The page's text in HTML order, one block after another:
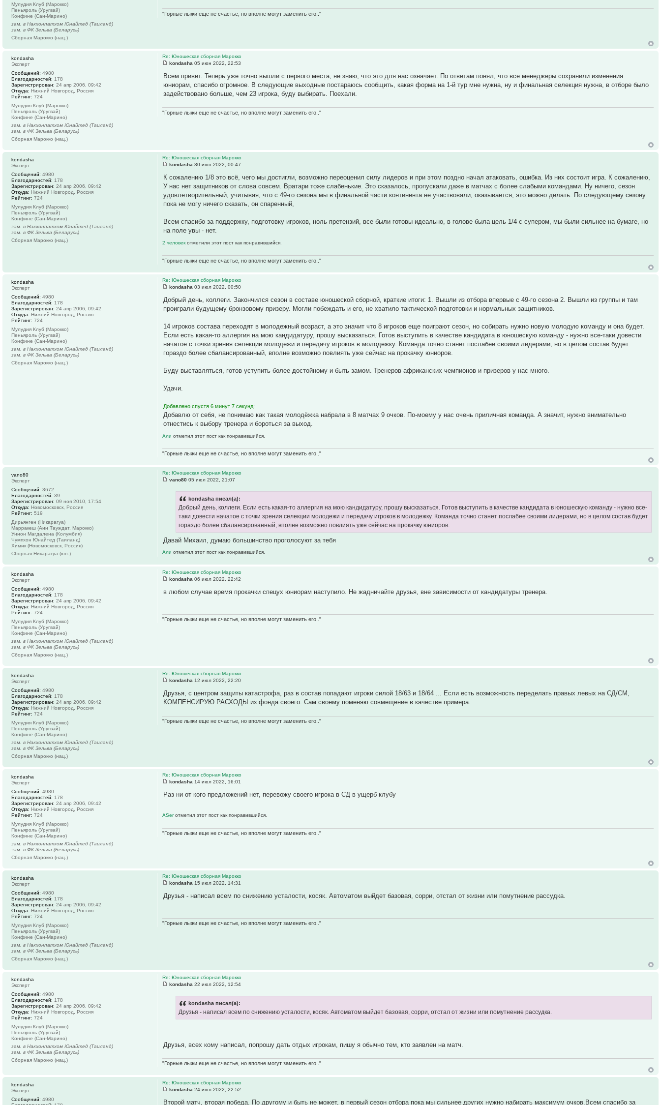
"Горные лыжи еще не счастье, но вполне могут заменить его.."
Мулудия Клуб (Марокко)
Пеньяроль (Уругвай)
Конфине (Сан-Марино)
зам. в Накхонпатхом Юнайтед (Таиланд)
зам. в ФК Зельва (Беларусь)
Сборная Марокко (нац.)
Re: Юношеская сборная Марокко
kondasha 05 июн 2022, 22:53
Всем привет. Теперь уже точно вышли с первого места, не знаю, что это для нас означает. По ответам понял, что все менеджеры сохранили изменения
юниорам, спасибо огромное. В следующие выходные постараюсь сообщить, какая форма на 1-й тур мне нужна, ну и финальная селекция нужна, в отборе было
задействовано больше, чем 23 игрока, буду выбирать. Поехали.
"Горные лыжи еще не счастье, но вполне могут заменить его.."
kondasha
Эксперт
Сообщений: 4980
Благодарностей: 178
Зарегистрирован: 24 апр 2006, 09:42
Откуда: Нижний Новгород, Россия
Рейтинг: 724
Мулудия Клуб (Марокко)
Пеньяроль (Уругвай)
Конфине (Сан-Марино)
зам. в Накхонпатхом Юнайтед (Таиланд)
зам. в ФК Зельва (Беларусь)
Сборная Марокко (нац.)
Re: Юношеская сборная Марокко
kondasha 30 июн 2022, 00:47
К сожалению 1/8 это всё, чего мы достигли, возможно переоценил силу лидеров и при этом поздно начал атаковать, ошибка. Из них состоит игра. К сожалению,
У нас нет защитников от слова совсем. Вратари тоже слабенькие. Это сказалось, пропускали даже в матчах с более слабыми командами. Ну ничего, сезон
удовлетворительный, учитывая, что с 49-го сезона мы в финальной части континента не участвовали, оказывается, это можно делать. По следующему сезону
пока не могу ничего сказать, он спаренный,
Всем спасибо за поддержку, подготовку игроков, ноль претензий, все были готовы идеально, в голове была цель 1/4 с супером, мы были сильнее на бумаге, но
на поле увы - нет.
2 человекотметили этот пост как понравившийся.
"Горные лыжи еще не счастье, но вполне могут заменить его.."
kondasha
Эксперт
Сообщений: 4980
Благодарностей: 178
Зарегистрирован: 24 апр 2006, 09:42
Откуда: Нижний Новгород, Россия
Рейтинг: 724
Мулудия Клуб (Марокко)
Пеньяроль (Уругвай)
Конфине (Сан-Марино)
зам. в Накхонпатхом Юнайтед (Таиланд)
зам. в ФК Зельва (Беларусь)
Сборная Марокко (нац.)
Re: Юношеская сборная Марокко
kondasha 03 июл 2022, 00:50
Добрый день, коллеги. Закончился сезон в составе юношеской сборной, краткие итоги: 1. Вышли из отбора впервые с 49-го сезона 2. Вышли из группы и там
проиграли будущему бронзовому призеру. Могли побеждать и его, не хватило тактической подготовки и нормальных защитников.
14 игроков состава переходят в молодежный возраст, а это значит что 8 игроков еще поиграют сезон, но собирать нужно новую молодую команду и она будет.
Если есть какая-то аллергия на мою кандидатуру, прошу высказаться. Готов выступить в качестве кандидата в юношескую команду - нужно все-таки довести
начатое с точки зрения селекции молодежи и передачу игроков в молодежку. Команда точно станет послабее своими лидерами, но в целом состав будет
гораздо более сбалансированный, вполне возможно повлиять уже сейчас на прокачку юниоров.
Буду выставляться, готов уступить более достойному и быть замом. Тренеров африканских чемпионов и призеров у нас много.
Удачи.
Добавлено спустя 6 минут 7 секунд:
Добавлю от себя, не понимаю как такая молодёжка набрала в 8 матчах 9 очков. По-моему у нас очень приличная команда. А значит, нужно внимательно
отнестись к выбору тренера и бороться за выход.
Алиотметил этот пост как понравившийся.
"Горные лыжи еще не счастье, но вполне могут заменить его.."
kondasha
Эксперт
Сообщений: 4980
Благодарностей: 178
Зарегистрирован: 24 апр 2006, 09:42
Откуда: Нижний Новгород, Россия
Рейтинг: 724
Мулудия Клуб (Марокко)
Пеньяроль (Уругвай)
Конфине (Сан-Марино)
зам. в Накхонпатхом Юнайтед (Таиланд)
зам. в ФК Зельва (Беларусь)
Сборная Марокко (нац.)
Re: Юношеская сборная Марокко
vano80 05 июл 2022, 21:07
kondasha писал(а):
Добрый день, коллеги. Если есть какая-то аллергия на мою кандидатуру, прошу высказаться. Готов выступить в качестве кандидата в юношескую команду - нужно все-
таки довести начатое с точки зрения селекции молодежи и передачу игроков в молодежку. Команда точно станет послабее своими лидерами, но в целом состав будет
гораздо более сбалансированный, вполне возможно повлиять уже сейчас на прокачку юниоров.
Давай Михаил, думаю большинство проголосуют за тебя
Алиотметил этот пост как понравившийся.
vano80
Эксперт
Сообщений: 3672
Благодарностей: 39
Зарегистрирован: 09 ноя 2010, 17:54
Откуда: Новомосковск, Россия
Рейтинг: 519
Дирьянген (Никарагуа)
Марракеш (Аин Тауждат, Марокко)
Унион Магдалена (Колумбия)
Чумпхон Юнайтед (Таиланд)
Химик (Новомосковск, Россия)
Сборная Никарагуа (юн.)
Re: Юношеская сборная Марокко
kondasha 06 июл 2022, 22:42
в любом случае время прокачки спецух юниорам наступило. Не жадничайте друзья, вне зависимости от кандидатуры тренера.
"Горные лыжи еще не счастье, но вполне могут заменить его.."
kondasha
Эксперт
Сообщений: 4980
Благодарностей: 178
Зарегистрирован: 24 апр 2006, 09:42
Откуда: Нижний Новгород, Россия
Рейтинг: 724
Мулудия Клуб (Марокко)
Пеньяроль (Уругвай)
Конфине (Сан-Марино)
зам. в Накхонпатхом Юнайтед (Таиланд)
зам. в ФК Зельва (Беларусь)
Сборная Марокко (нац.)
Re: Юношеская сборная Марокко
kondasha 12 июл 2022, 22:20
Друзья, с центром защиты катастрофа, раз в состав попадают игроки силой 18/63 и 18/64 ... Если есть возможность переделать правых левых на СД/СМ,
КОМПЕНСИРУЮ РАСХОДЫ из фонда своего. Сам своему поменяю совмещение в качестве примера.
"Горные лыжи еще не счастье, но вполне могут заменить его.."
kondasha
Эксперт
Сообщений: 4980
Благодарностей: 178
Зарегистрирован: 24 апр 2006, 09:42
Откуда: Нижний Новгород, Россия
Рейтинг: 724
Мулудия Клуб (Марокко)
Пеньяроль (Уругвай)
Конфине (Сан-Марино)
зам. в Накхонпатхом Юнайтед (Таиланд)
зам. в ФК Зельва (Беларусь)
Сборная Марокко (нац.)
Re: Юношеская сборная Марокко
kondasha 14 июл 2022, 16:01
Раз ни от кого предложений нет, перевожу своего игрока в СД в ущерб клубу
ASerотметил этот пост как понравившийся.
"Горные лыжи еще не счастье, но вполне могут заменить его.."
kondasha
Эксперт
Сообщений: 4980
Благодарностей: 178
Зарегистрирован: 24 апр 2006, 09:42
Откуда: Нижний Новгород, Россия
Рейтинг: 724
Мулудия Клуб (Марокко)
Пеньяроль (Уругвай)
Конфине (Сан-Марино)
зам. в Накхонпатхом Юнайтед (Таиланд)
зам. в ФК Зельва (Беларусь)
Сборная Марокко (нац.)
Re: Юношеская сборная Марокко
kondasha 15 июл 2022, 14:31
Друзья - написал всем по снижению усталости, косяк. Автоматом выйдет базовая, сорри, отстал от жизни или помутнение рассудка.
"Горные лыжи еще не счастье, но вполне могут заменить его.."
kondasha
Эксперт
Сообщений: 4980
Благодарностей: 178
Зарегистрирован: 24 апр 2006, 09:42
Откуда: Нижний Новгород, Россия
Рейтинг: 724
Мулудия Клуб (Марокко)
Пеньяроль (Уругвай)
Конфине (Сан-Марино)
зам. в Накхонпатхом Юнайтед (Таиланд)
зам. в ФК Зельва (Беларусь)
Сборная Марокко (нац.)
Re: Юношеская сборная Марокко
kondasha 22 июл 2022, 12:54
kondasha писал(а):
Друзья - написал всем по снижению усталости, косяк. Автоматом выйдет базовая, сорри, отстал от жизни или помутнение рассудка.
Друзья, всех кому написал, попрошу дать отдых игрокам, пишу я обычно тем, кто заявлен на матч.
"Горные лыжи еще не счастье, но вполне могут заменить его.."
kondasha
Эксперт
Сообщений: 4980
Благодарностей: 178
Зарегистрирован: 24 апр 2006, 09:42
Откуда: Нижний Новгород, Россия
Рейтинг: 724
Мулудия Клуб (Марокко)
Пеньяроль (Уругвай)
Конфине (Сан-Марино)
зам. в Накхонпатхом Юнайтед (Таиланд)
зам. в ФК Зельва (Беларусь)
Сборная Марокко (нац.)
Re: Юношеская сборная Марокко
kondasha 24 июл 2022, 22:52
Второй матч, вторая победа. По другому и быть не может, в первый сезон отбора пока мы сильнее других нужно набирать максимум очков.Всем спасибо за
kondasha
Эксперт
Сообщений: 4980